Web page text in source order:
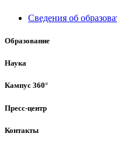
Сведения об
Образование
Наука
Кампус 360°
Пресс-центр
Контакты